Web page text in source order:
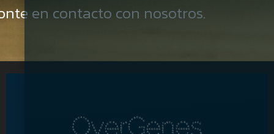
en contacto con nosotros.